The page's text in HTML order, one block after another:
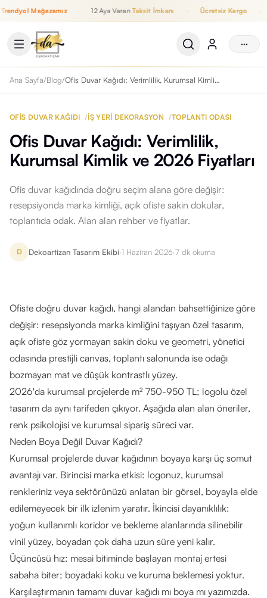
Mağazamız 12 Aya Varan Taksit İmkanı · Ücretsiz Kargo ·
···
Ana Sayfa/Blog/ Ofis Duvar Kağıdı: Verimlilik, Kurumsal Kimlik ve 2026 Fiyatları
OFIS DUVAR KAĞIDI /IŞ YERI DEKORASYON /TOPLANTI ODASI
Ofis Duvar Kağıdı: Verimlilik,
Kurumsal Kimlik ve 2026 Fiyatları
Ofis duvar kağıdında doğru seçim alana göre değişir:
resepsiyonda marka kimliği, açık ofiste sakin dokular,
toplantıda odak. Alan alan rehber ve fiyatlar.
D Dekoartizan Tasarım Ekibi·1 Haziran 2026·7 dk okuma
Ofiste doğru duvar kağıdı, hangi alandan bahsettiğinize göre
değişir: resepsiyonda marka kimliğini taşıyan özel tasarım,
açık ofiste göz yormayan sakin doku ve geometri, yönetici
odasında prestijli canvas, toplantı salonunda ise odağı
bozmayan mat ve düşük kontrastlı yüzey.
2026'da kurumsal projelerde m² 750-950 TL; logolu özel
tasarım da aynı tarifeden çıkıyor. Aşağıda alan alan öneriler,
renk psikolojisi ve kurumsal sipariş süreci var.
Neden Boya Değil Duvar Kağıdı?
Kurumsal projelerde duvar kağıdının boyaya karşı üç somut
avantajı var. Birincisi marka etkisi: logonuz, kurumsal
renkleriniz veya sektörünüzü anlatan bir görsel, boyayla elde
edilemeyecek bir ilk izlenim yaratır. İkincisi dayanıklılık:
yoğun kullanımlı koridor ve bekleme alanlarında silinebilir
vinil yüzey, boyadan çok daha uzun süre yeni kalır.
Üçüncüsü hız: mesai bitiminde başlayan montaj ertesi
sabaha biter; boyadaki koku ve kuruma beklemesi yoktur.
Karşılaştırmanın tamamı duvar kağıdı mı boya mı yazımızda.